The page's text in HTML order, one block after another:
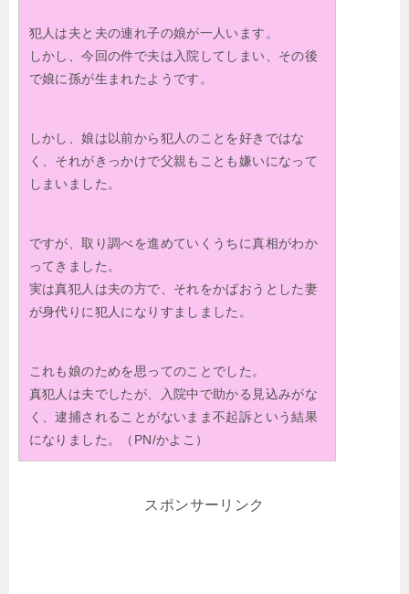
犯人は夫と夫の連れ子の娘が一人います。
しかし、今回の件で夫は入院してしまい、その後
で娘に孫が生まれたようです。
しかし、娘は以前から犯人のことを好きではな
く、それがきっかけで父親もことも嫌いになって
しまいました。
ですが、取り調べを進めていくうちに真相がわか
ってきました。
実は真犯人は夫の方で、それをかばおうとした妻
が身代りに犯人になりすましました。
これも娘のためを思ってのことでした。
真犯人は夫でしたが、入院中で助かる見込みがな
く、逮捕されることがないまま不起訴という結果
になりました。（PN/かよこ）
スポンサーリンク